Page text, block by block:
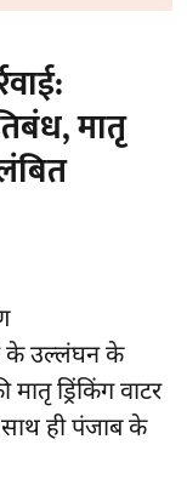
मातृ
के उल्लंघन के
ड्रिंकिंग वाटर
ही पंजाब के